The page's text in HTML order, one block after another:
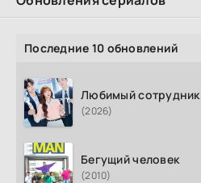
Последние 10 обновлений
Любимый сотрудник
(2026)
Бегущий человек
(2010)